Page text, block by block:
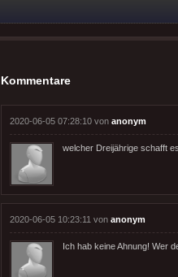
Kommentare
2020-06-05 07:28:10 von anonym
welcher Dreijährige schafft
2020-06-05 10:23:11 von anonym
Ich hab keine Ahnung! Wer